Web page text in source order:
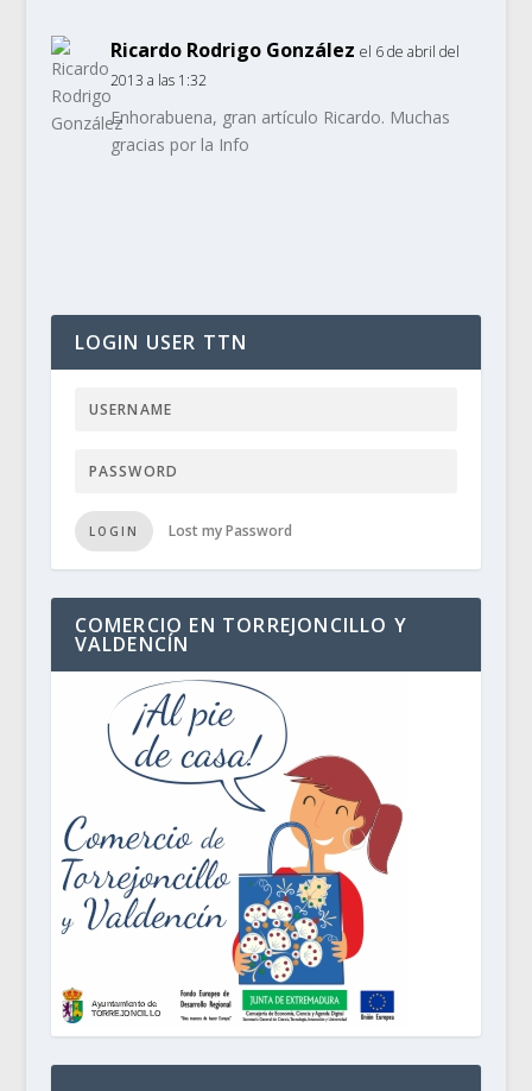
Ricardo Rodrigo González el 6 de abril del
2013 a las 1:32
Enhorabuena, gran artículo Ricardo. Muchas
gracias por la Info
LOGIN USER TTN
LOGIN Lost my Password
COMERCIO EN TORREJONCILLO Y
VALDENCÍN